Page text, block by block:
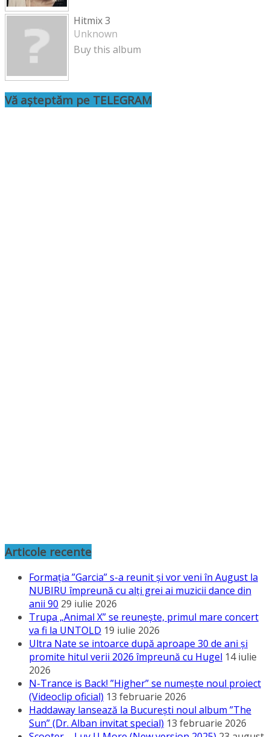
Hitmix 3
Unknown
Buy this album
Vă așteptăm pe TELEGRAM
Articole recente
Formația ”Garcia” s-a reunit și vor veni în August la
NUBIRU împreună cu alți grei ai muzicii dance din
anii 90 29 iulie 2026
Trupa „Animal X” se reunește, primul mare concert
va fi la UNTOLD 19 iulie 2026
Ultra Nate se intoarce după aproape 30 de ani și
promite hitul verii 2026 împreună cu Hugel 14 iulie
2026
N-Trance is Back! ”Higher” se numește noul proiect
(Videoclip oficial) 13 februarie 2026
Haddaway lansează la București noul album ”The
Sun” (Dr. Alban invitat special) 13 februarie 2026